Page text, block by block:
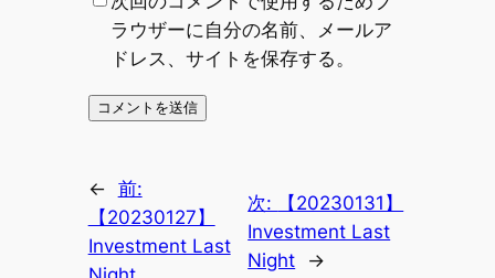
ラウザーに自分の名前、メールア
ドレス、サイトを保存する。
← 前:
【20230127】
Investment Last
次:
【20230131】
Investment Last
Night
→